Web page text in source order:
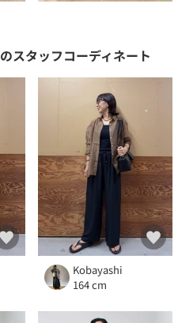
のスタッフコーディネート
Kobayashi
164 cm